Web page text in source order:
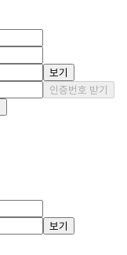
보기
인증번호 받기
보기